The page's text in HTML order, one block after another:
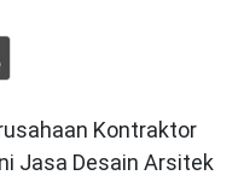
Kontraktor
Jasa Desain Arsitek